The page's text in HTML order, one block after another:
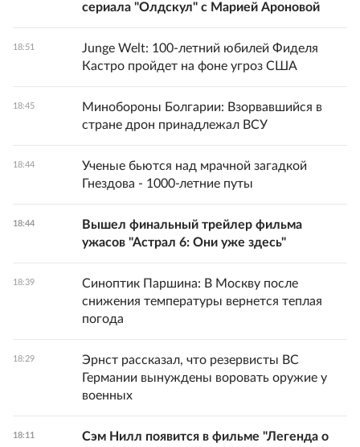
сериала "Олдскул" с Марией Ароновой
18:51
Junge Welt: 100-летний юбилей Фиделя
Кастро пройдет на фоне угроз США
18:45
Минобороны Болгарии: Взорвавшийся в
стране дрон принадлежал ВСУ
18:44
Ученые бьются над мрачной загадкой
Гнездова - 1000-летние путы
18:44
Вышел финальный трейлер фильма
ужасов "Астрал 6: Они уже здесь"
18:39
Синоптик Паршина: В Москву после
снижения температуры вернется теплая
погода
18:29
Эрнст рассказал, что резервисты ВС
Германии вынуждены воровать оружие у
военных
18:11
Сэм Нилл появится в фильме "Легенда о